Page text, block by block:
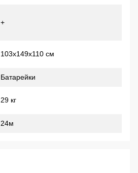
+
103х149х110 см
Батарейки
29 кг
24м